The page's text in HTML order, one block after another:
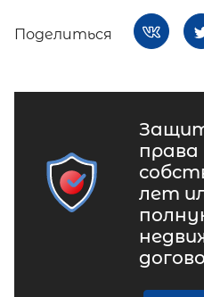
Поделиться
права
лет